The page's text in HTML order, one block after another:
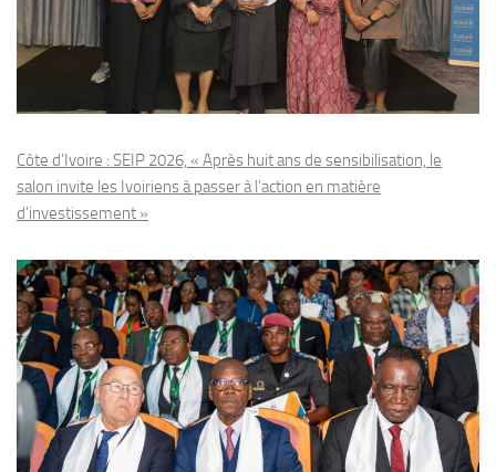
Côte d’Ivoire : SEIP 2026, « Après huit ans de sensibilisation, le
salon invite les Ivoiriens à passer à l’action en matière
d’investissement »